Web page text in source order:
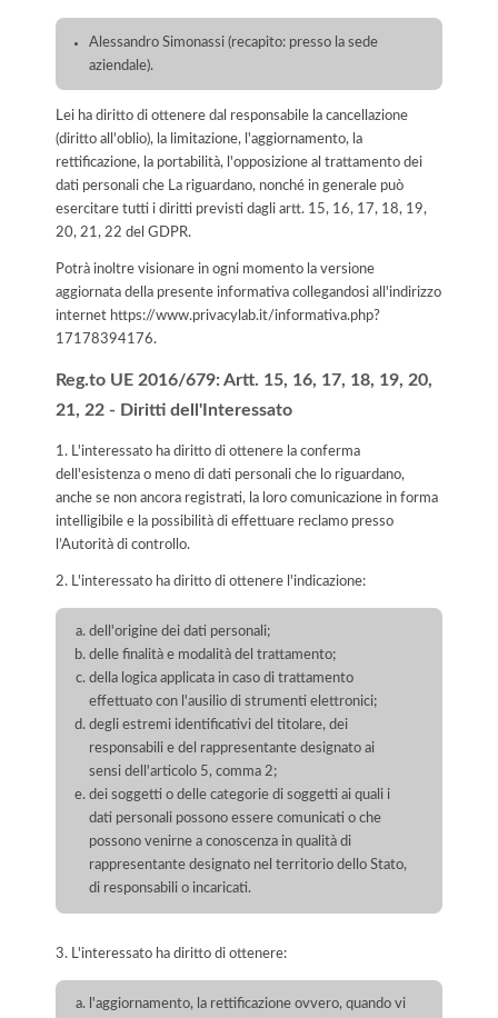
Alessandro Simonassi (recapito: presso la sede
aziendale).
Lei ha diritto di ottenere dal responsabile la cancellazione
(diritto all'oblio), la limitazione, l'aggiornamento, la
rettificazione, la portabilità, l'opposizione al trattamento dei
dati personali che La riguardano, nonché in generale può
esercitare tutti i diritti previsti dagli artt. 15, 16, 17, 18, 19,
20, 21, 22 del GDPR.
Potrà inoltre visionare in ogni momento la versione
aggiornata della presente informativa collegandosi all'indirizzo
internet https://www.privacylab.it/informativa.php?
17178394176.
Reg.to UE 2016/679: Artt. 15, 16, 17, 18, 19, 20,
21, 22 - Diritti dell'Interessato
1. L'interessato ha diritto di ottenere la conferma
dell'esistenza o meno di dati personali che lo riguardano,
anche se non ancora registrati, la loro comunicazione in forma
intelligibile e la possibilità di effettuare reclamo presso
l’Autorità di controllo.
2. L'interessato ha diritto di ottenere l'indicazione:
dell'origine dei dati personali;
delle finalità e modalità del trattamento;
della logica applicata in caso di trattamento
effettuato con l'ausilio di strumenti elettronici;
degli estremi identificativi del titolare, dei
responsabili e del rappresentante designato ai
sensi dell'articolo 5, comma 2;
dei soggetti o delle categorie di soggetti ai quali i
dati personali possono essere comunicati o che
possono venirne a conoscenza in qualità di
rappresentante designato nel territorio dello Stato,
di responsabili o incaricati.
3. L'interessato ha diritto di ottenere:
l'aggiornamento, la rettificazione ovvero, quando vi